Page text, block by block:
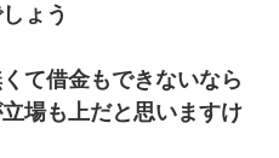
ょう
て借金もできないなら
場も上だと思いますけ